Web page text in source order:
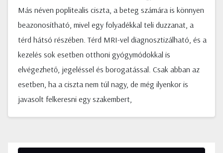
Más néven poplitealis ciszta, a beteg számára is könnyen
beazonosítható, mivel egy folyadékkal teli duzzanat, a
térd hátsó részében. Térd MRI-vel diagnosztizálható, és a
kezelés sok esetben otthoni gyógymódokkal is
elvégezhető, jegeléssel és borogatással. Csak abban az
esetben, ha a ciszta nem túl nagy, de még ilyenkor is
javasolt felkeresni egy szakembert,